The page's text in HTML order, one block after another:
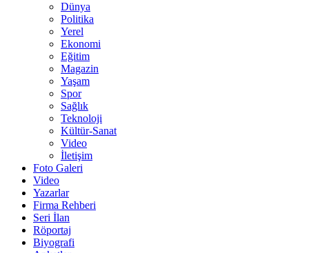
Dünya
Politika
Yerel
Ekonomi
Eğitim
Magazin
Yaşam
Spor
Sağlık
Teknoloji
Kültür-Sanat
Video
İletişim
Foto Galeri
Video
Yazarlar
Firma Rehberi
Seri İlan
Röportaj
Biyografi